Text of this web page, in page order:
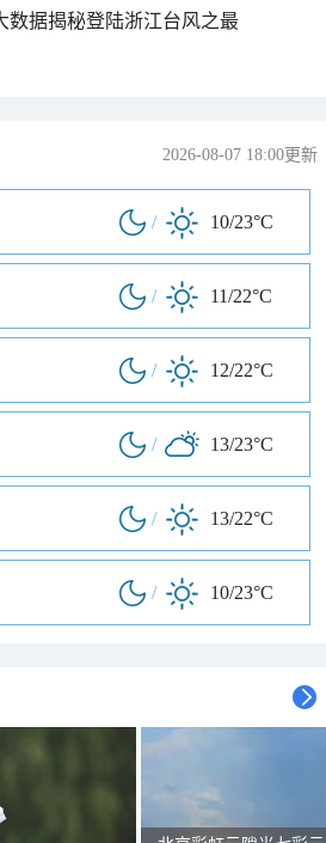
数据揭秘登陆浙江台风之最
2026-08-07 18:00更新
/ 10/23°C
/ 11/22°C
/ 12/22°C
/ 13/23°C
/ 13/22°C
/ 10/23°C